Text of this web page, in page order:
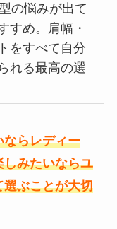
の悩みが出て
すめ。肩幅・
をすべて自分
れる最高の選
ならレディー
みたいならユ
ぶことが大切